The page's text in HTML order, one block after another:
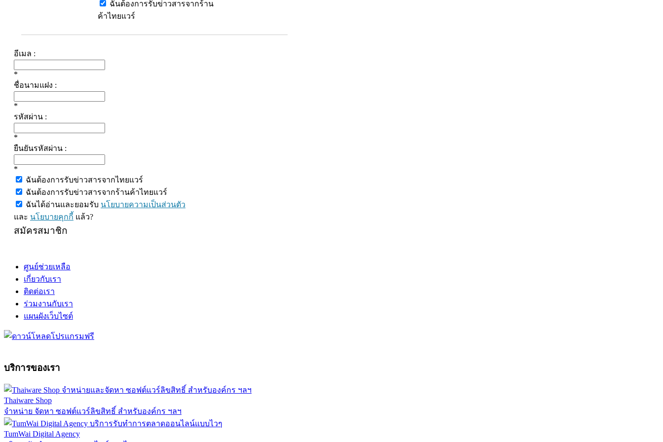
ฉันต้องการรับข่าวสารจากร้าน
ค้าไทยแวร์
อีเมล :
*
ชื่อนามแฝง :
*
รหัสผ่าน :
*
ยืนยันรหัสผ่าน :
*
ฉันต้องการรับข่าวสารจากไทยแวร์
ฉันต้องการรับข่าวสารจากร้านค้าไทยแวร์
ฉันได้อ่านและยอมรับ นโยบายความเป็นส่วนตัว
และ นโยบายคุกกี้ แล้ว?
สมัครสมาชิก
ศูนย์ช่วยเหลือ
เกี่ยวกับเรา
ติดต่อเรา
ร่วมงานกับเรา
แผนผังเว็บไซต์
บริการของเรา
Thaiware Shop
จำหน่าย จัดหา ซอฟต์แวร์ลิขสิทธิ์ สำหรับองค์กร ฯลฯ
TumWai Digital Agency